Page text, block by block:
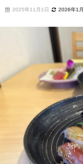
2025年11月1日 2026年1